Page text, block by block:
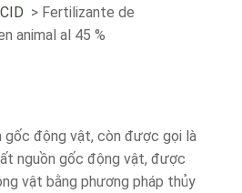
> Fertilizante de
animal al 45 %
gốc động vật, còn được gọi là
nguồn gốc động vật, được
vật bằng phương pháp thủy